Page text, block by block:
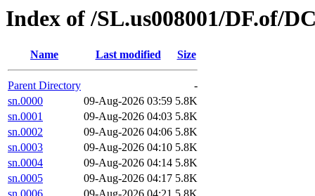
Index of /SL.us008001/DF.of/
Name Last modified Size
Parent Directory
-
sn.0000
09-Aug-2026 03:59 5.8K
sn.0001
09-Aug-2026 04:03 5.8K
sn.0002
09-Aug-2026 04:06 5.8K
sn.0003
09-Aug-2026 04:10 5.8K
sn.0004
09-Aug-2026 04:14 5.8K
sn.0005
09-Aug-2026 04:17 5.8K